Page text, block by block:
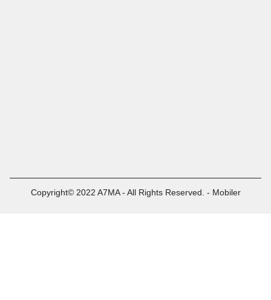
Copyright© 2022 A7MA - All Rights Reserved. - Mobiler